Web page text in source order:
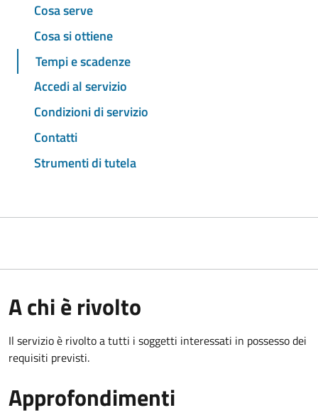
Cosa serve
Cosa si ottiene
Tempi e scadenze
Accedi al servizio
Condizioni di servizio
Contatti
Strumenti di tutela
A chi è rivolto
Il servizio è rivolto a tutti i soggetti interessati in possesso dei
requisiti previsti.
Approfondimenti